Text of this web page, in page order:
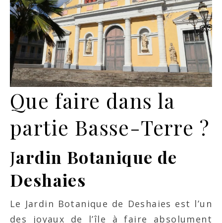
Que faire dans la
partie Basse-Terre ?
Jardin Botanique de
Deshaies
Le Jardin Botanique de Deshaies est l’un
des joyaux de l’île à faire absolument